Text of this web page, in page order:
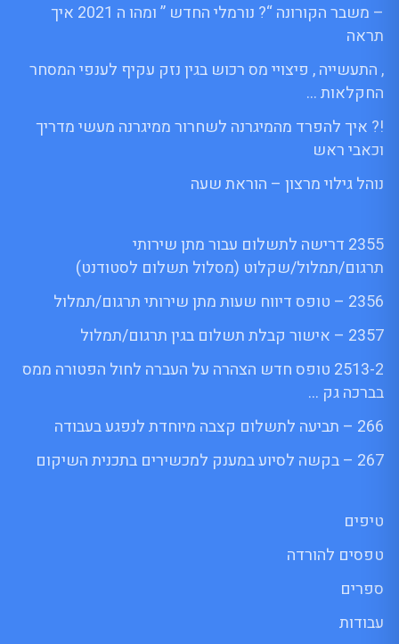
– משבר הקורונה “? נורמלי החדש ” ומהו ה 2021 איך
תראה
, התעשייה , פיצויי מס רכוש בגין נזק עקיף לענפי המסחר
החקלאות …
!? איך להפרד מהמיגרנה לשחרור ממיגרנה מעשי מדריך
וכאבי ראש
נוהל גילוי מרצון – הוראת שעה
2355 דרישה לתשלום עבור מתן שירותי
תרגום/תמלול/שקלוט (מסלול תשלום לסטודנט)
2356 – טופס דיווח שעות מתן שירותי תרגום/תמלול
2357 – אישור קבלת תשלום בגין תרגום/תמלול
2513-2 טופס חדש הצהרה על העברה לחול הפטורה ממס
בברכה גק …
266 – תביעה לתשלום קצבה מיוחדת לנפגע בעבודה
267 – בקשה לסיוע במענק למכשירים בתכנית השיקום
טיפים
טפסים להורדה
ספרים
עבודות